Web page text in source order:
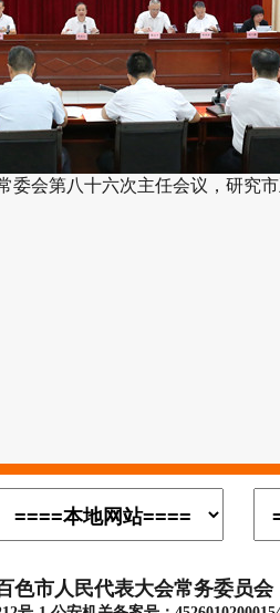
会第八十六次主任会议，研究
色市人民代表大会常务委员会